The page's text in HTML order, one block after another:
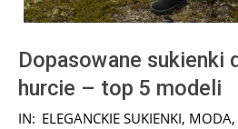
Dopasowane sukienki
hurcie – top 5 modeli
2022-
IN: ELEGANCKIE SUKIENKI, MODA,